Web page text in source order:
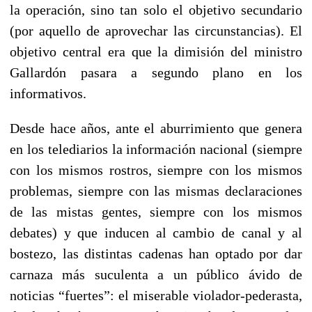
la operación, sino tan solo el objetivo secundario
(por aquello de aprovechar las circunstancias). El
objetivo central era que la dimisión del ministro
Gallardón pasara a segundo plano en los
informativos.
Desde hace años, ante el aburrimiento que genera
en los telediarios la información nacional (siempre
con los mismos rostros, siempre con los mismos
problemas, siempre con las mismas declaraciones
de las mistas gentes, siempre con los mismos
debates) y que inducen al cambio de canal y al
bostezo, las distintas cadenas han optado por dar
carnaza más suculenta a un público ávido de
noticias “fuertes”: el miserable violador-pederasta,